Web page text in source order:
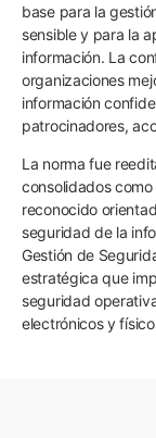
base para la
sensible y para la
información. La
organizaciones
información
patrocinadores,
La norma fue
consolidados
reconocido
seguridad de la
Gestión de
estratégica que
seguridad
electrónicos y